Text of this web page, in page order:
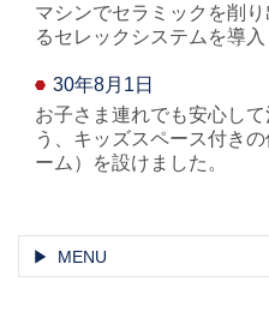
マシンでセラミックを削
るセレックシステムを導入
30年8月1日
お子さま連れでも安心し
う、キッズスペース付き
ーム）を設けました。
MENU